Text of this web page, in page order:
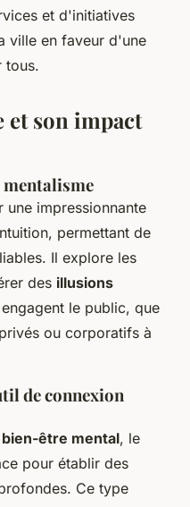
et d'initiatives
ville en faveur d'une
tous.
et son impact
une impressionnante
permettant de
Il explore les
des illusions
le public, que
ou corporatifs à
de connexion
bien-être mental, le
pour établir des
Ce type